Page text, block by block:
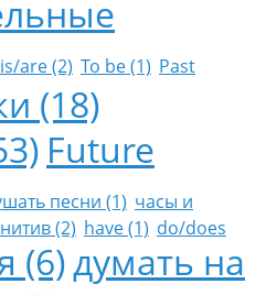
is/are (2) To be (1) Past
(18)
Future
песни (1) часы и
(2) have (1) do/does
(6)думать на